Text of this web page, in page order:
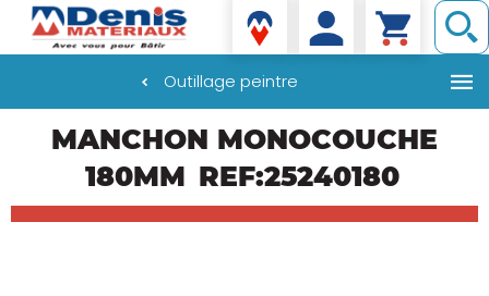
Denis matériaux
Outillage peintre
MANCHON MONOCOUCHE
180MM REF:25240180